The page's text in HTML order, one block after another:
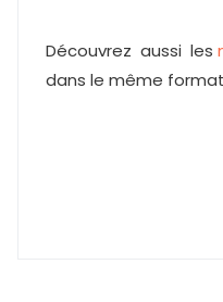
Découvrez aussi les
dans le même